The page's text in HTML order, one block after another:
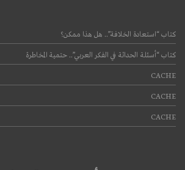
كتاب “استعادة الخلافة”.. هل هذا ممكن؟
كتاب “أسئلة الحداثة في الفكر العربي”.. حتمية المخاطرة
CACHE
CACHE
CACHE